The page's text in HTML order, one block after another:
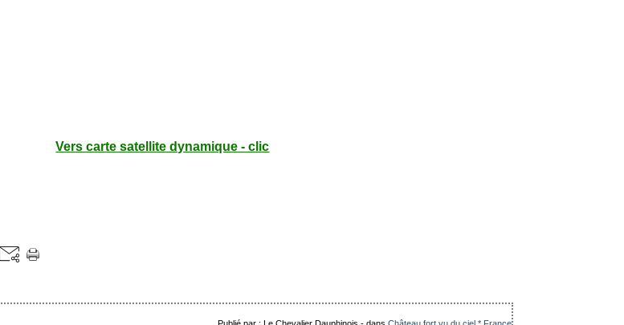
Vers carte satellite dynamique - clic